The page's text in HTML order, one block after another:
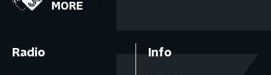
MORE
Radio Info